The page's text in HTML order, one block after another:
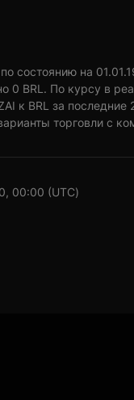
состоянию на
0 BRL. По курсу в
к BRL за последние
торговли с
00:00 (UTC)